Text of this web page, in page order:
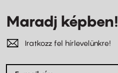
Maradj képben!
Iratkozz fel hírlevelünkre!